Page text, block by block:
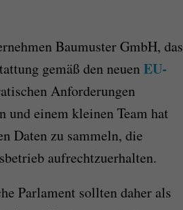
Baumuster GmbH, das
gemäß den neuenEU-
Anforderungen
und einem kleinen Team hat
Daten zu sammeln, die
aufrechtzuerhalten.
Parlament sollten daher als